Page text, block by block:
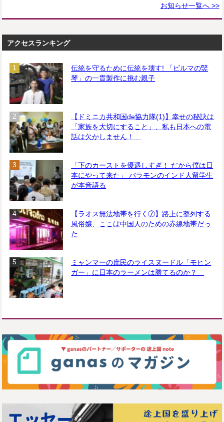
お知らせ一覧へ >>
アクセスランキング
伝統を守るために伝統を壊す! 「ビルマの竪
琴」の一貫製作に挑む親子
【ドミニカ共和国de協力隊(1)】幸せの秘訣は
「家族を大切にすること」、私も日本への電
話は欠かしません！
「下のカーストを優遇しすぎ！ だから僕は日
本にやって来た」 バラモンのインド人留学生
が本音語る
【ラオス無法地帯を行く⑦】路上に整列する
風俗嬢、ここは中国人のための赤線地帯だっ
た
ミャンマーの庶民のライスヌードル「モヒン
ガー」に日本のラーメンは勝てるのか？